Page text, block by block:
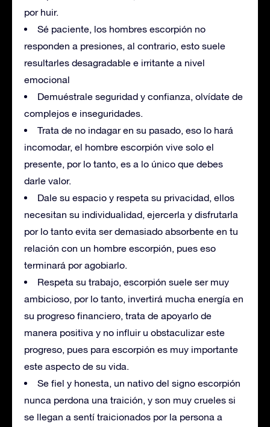
por huir.
Sé paciente, los hombres escorpión no
responden a presiones, al contrario, esto suele
resultarles desagradable e irritante a nivel
emocional
Demuéstrale seguridad y confianza, olvídate de
complejos e inseguridades.
Trata de no indagar en su pasado, eso lo hará
incomodar, el hombre escorpión vive solo el
presente, por lo tanto, es a lo único que debes
darle valor.
Dale su espacio y respeta su privacidad, ellos
necesitan su individualidad, ejercerla y disfrutarla
por lo tanto evita ser demasiado absorbente en tu
relación con un hombre escorpión, pues eso
terminará por agobiarlo.
Respeta su trabajo, escorpión suele ser muy
ambicioso, por lo tanto, invertirá mucha energía en
su progreso financiero, trata de apoyarlo de
manera positiva y no influir u obstaculizar este
progreso, pues para escorpión es muy importante
este aspecto de su vida.
Se fiel y honesta, un nativo del signo escorpión
nunca perdona una traición, y son muy crueles si
se llegan a sentí traicionados por la persona a